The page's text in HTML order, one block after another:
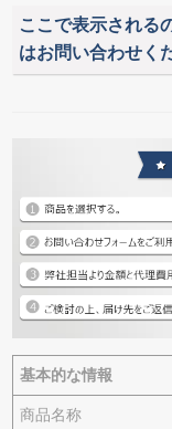
ここで表示される
はお問い合わせく
基本的な情報
商品名称